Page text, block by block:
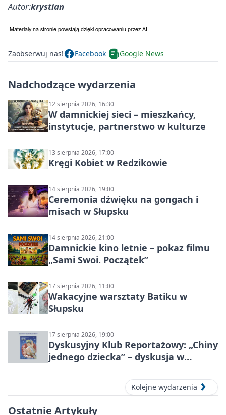
Autor:krystian
Zaobserwuj nas! Facebook Google News
Nadchodzące wydarzenia
12 sierpnia 2026, 16:30
W damnickiej sieci – mieszkańcy,
instytucje, partnerstwo w kulturze
13 sierpnia 2026, 17:00
Kręgi Kobiet w Redzikowie
14 sierpnia 2026, 19:00
Ceremonia dźwięku na gongach i
misach w Słupsku
14 sierpnia 2026, 21:00
Damnickie kino letnie – pokaz filmu
„Sami Swoi. Początek”
17 sierpnia 2026, 11:00
Wakacyjne warsztaty Batiku w
Słupsku
17 sierpnia 2026, 19:00
Dyskusyjny Klub Reportażowy: „Chiny
jednego dziecka” – dyskusja w
Kolejne wydarzenia
Ostatnie Artykuły